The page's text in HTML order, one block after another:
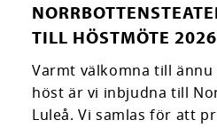
TILL HÖSTMÖTE 2026
Varmt välkomna till
höst är vi inbjudna till
Luleå. Vi samlas för att